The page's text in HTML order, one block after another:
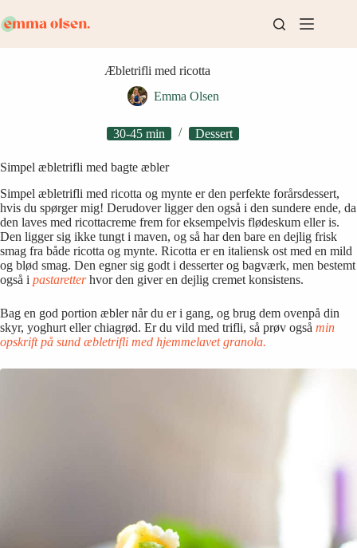
til
indhold
Æbletrifli med ricotta
Emma Olsen
30-45 min Dessert
Simpel æbletrifli med bagte æbler
Simpel æbletrifli med ricotta og mynte er den perfekte forårsdessert,
hvis du spørger mig! Derudover ligger den også i den sundere ende, da
den laves med ricottacreme frem for eksempelvis flødeskum eller is.
Den ligger sig ikke tungt i maven, og så har den bare en dejlig frisk
smag fra både ricotta og mynte. Ricotta er en italiensk ost med en mild
og blød smag. Den egner sig godt i desserter og bagværk, men bestemt
også i pastaretterhvor den giver en dejlig cremet konsistens.
Bag en god portion æbler når du er i gang, og brug dem ovenpå din
skyr, yoghurt eller chiagrød. Er du vild med trifli, så prøv også min
opskrift på sund æbletrifli med hjemmelavet granola.